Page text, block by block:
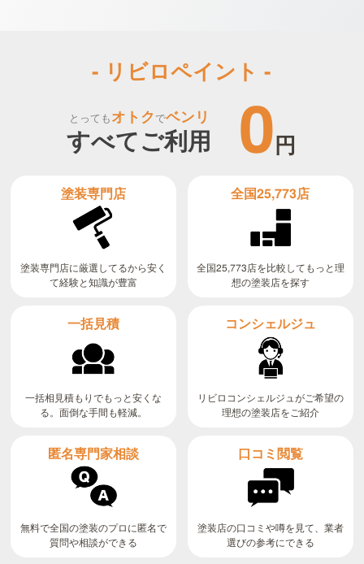
- リビロペイント -
とってもオトクでベンリ
すべてご利用 0円
塗装専門店
塗装専門店に厳選してるから安く
て経験と知識が豊富
全国25,773店
全国25,773店を比較してもっと理
想の塗装店を探す
一括見積
一括相見積もりでもっと安くな
る。面倒な手間も軽減。
コンシェルジュ
リビロコンシェルジュがご希望の
理想の塗装店をご紹介
匿名専門家相談
無料で全国の塗装のプロに匿名で
質問や相談ができる
口コミ閲覧
塗装店の口コミや噂を見て、業者
選びの参考にできる